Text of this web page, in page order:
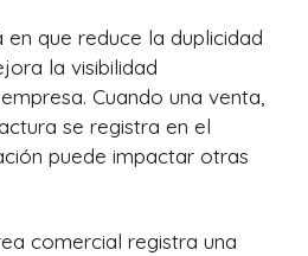
que reduce la duplicidad
la visibilidad
Cuando una venta,
se registra en el
puede impactar otras
comercial registra una